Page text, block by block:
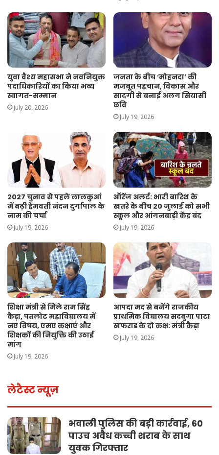
युवा वैश्य महासभा ने नवनियुक्त
पदाधिकारियों का किया भव्य
स्वागत-सम्मान
July 20, 2026
जनता के बीच ‘मोहनदा’ की
मजबूत पहचान, विकास और
सादगी से बनाई अलग सियासी
छवि
July 19, 2026
2027 चुनाव से पहले लालकुआं
में बढ़ी हेमवती नंदन दुर्गापाल के
नाम की चर्चा
July 19, 2026
ऑरेंज अलर्ट: भारी बारिश के
खतरे के बीच 20 जुलाई को सभी
स्कूल और आंगनबाड़ी केंद्र बंद
July 19, 2026
शिक्षा मंत्री से मिले राम सिंह
कैड़ा, पतलोट महाविद्यालय में
नए विषय, एमए कक्षाएं और
शिक्षकों की नियुक्ति की उठाई
मांग
July 19, 2026
आपदा मद से बनेंगे राजकीय
प्राथमिक विद्यालय सदबुगा पाटा
खफराड के दो कक्ष: मंत्री कैड़ा
July 19, 2026
लेटैस्ट न्यूज़
भवाली पुलिस की बड़ी कार्रवाई, 60
पाउच अवैध कच्ची शराब के साथ
युवक गिरफ्तार